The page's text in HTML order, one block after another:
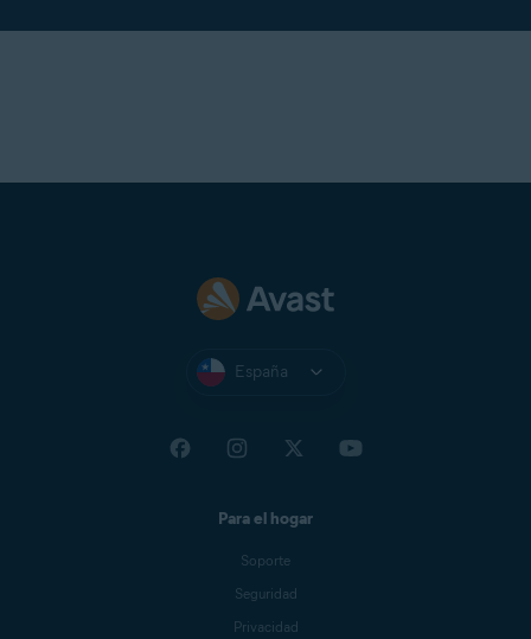
España
Para el hogar
Soporte
Seguridad
Privacidad